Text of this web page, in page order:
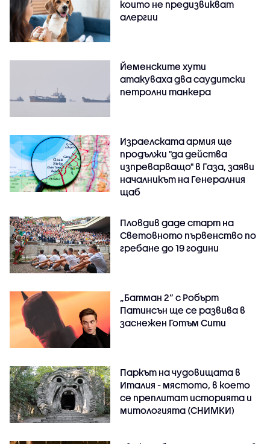
които не предизвикват
алергии
Йеменските хути
атакуваха два саудитски
петролни танкера
Израелската армия ще
продължи "да действа
изпреварващо" в Газа, заяви
началникът на Генералния
щаб
Пловдив даде старт на
Световното първенство по
гребане до 19 години
„Батман 2“ с Робърт
Патинсън ще се развива в
заснежен Готъм Сити
Паркът на чудовищата в
Италия - мястото, в което
се преплитат историята и
митологията (СНИМКИ)